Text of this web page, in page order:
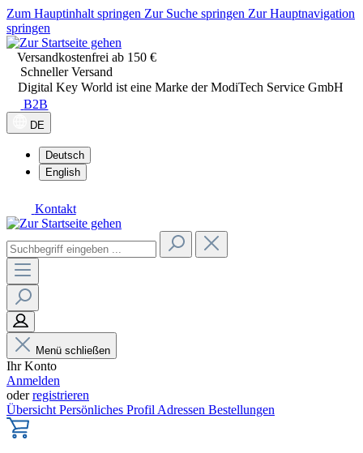
Zum Hauptinhalt springen Zur Suche springen Zur Hauptnavigation
springen
Versandkostenfrei ab 150 €
Schneller Versand
Digital Key World ist eine Marke der ModiTech Service GmbH
B2B
DE
Deutsch
English
Kontakt
Menü schließen
Ihr Konto
Anmelden
oderregistrieren
Übersicht Persönliches Profil Adressen Bestellungen